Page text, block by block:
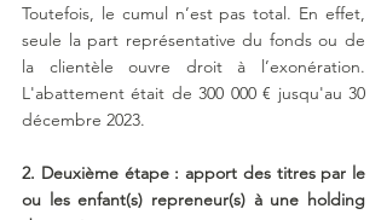
Toutefois, le cumul n’est pas total. En effet,
seule la part représentative du fonds ou de
la clientèle ouvre droit à l’exonération.
L'abattement était de 300 000 € jusqu'au 30
décembre 2023.
2. Deuxième étape : apport des titres par le
ou les enfant(s) repreneur(s) à une holding